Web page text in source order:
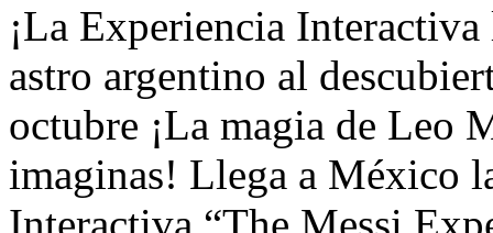
¡La Experiencia
astro argentino al
octubre ¡La magia de Leo
imaginas! Llega a México
Interactiva “The Messi